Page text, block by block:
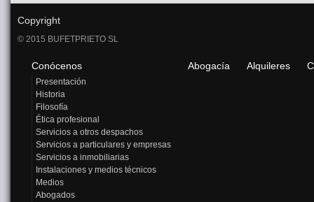
Copyright
© 2015 BUFETPRIETO SL
Conócenos
Presentación
Historia
Filosofía
Ética profesional
Servicios a otros despachos
Servicios a particulares y empresas
Servicios a inmobiliarias
Instalaciones y medios técnicos
Medios
Abogados
Abogacía Alquileres